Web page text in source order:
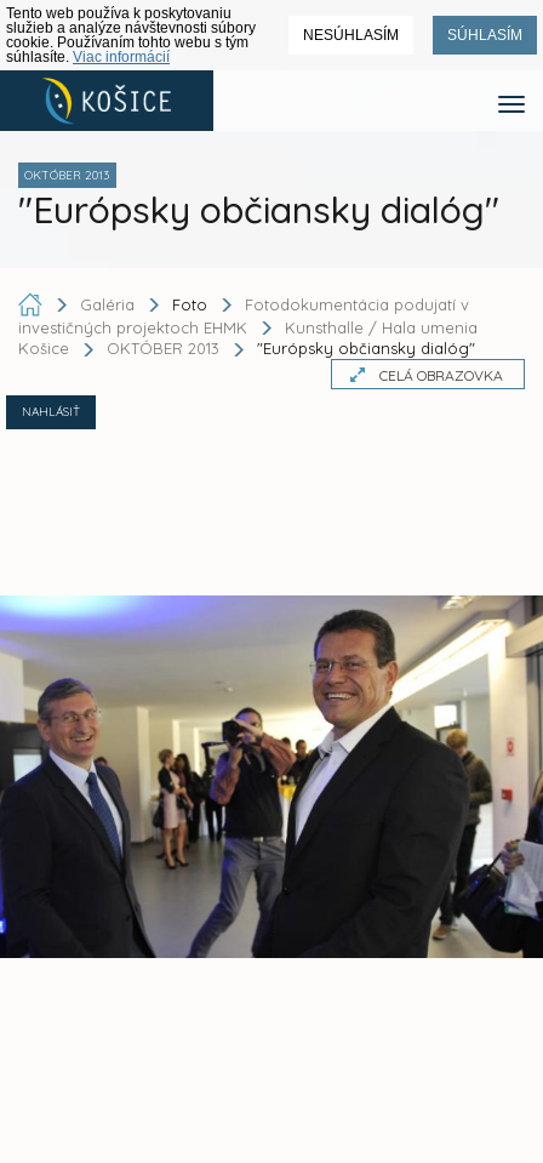
Tento web používa k poskytovaniu
služieb a analýze návštevnosti súbory
cookie. Používaním tohto webu s tým
súhlasíte. Viac informácií
NESÚHLASÍM SÚHLASÍM
OKTÓBER 2013
"Európsky občiansky dialóg"
Galéria Foto
Fotodokumentácia podujatí v
investičných projektoch EHMK
Kunsthalle / Hala umenia
Košice
OKTÓBER 2013 "Európsky občiansky dialóg"
CELÁ OBRAZOVKA
NAHLÁSIŤ